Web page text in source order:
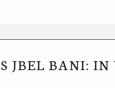
JBEL BANI: